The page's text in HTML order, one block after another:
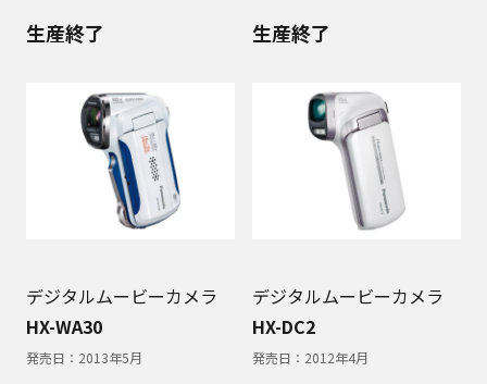
生産終了
デジタルムービーカメラ
HX-WA30
発売日： 2013年5月
生産終了
デジタルムービーカメラ
HX-DC2
発売日： 2012年4月